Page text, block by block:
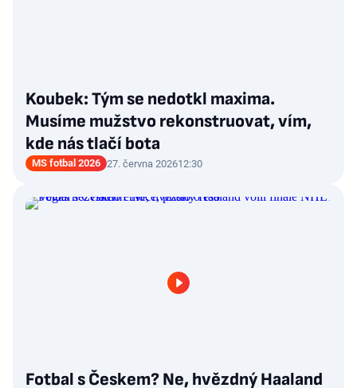
Koubek: Tým se nedotkl maxima.
Musíme mužstvo rekonstruovat, vím,
kde nás tlačí bota
MS fotbal 2026 27. června 202612:30
Fotbal s Českem? Ne, hvězdný Haaland